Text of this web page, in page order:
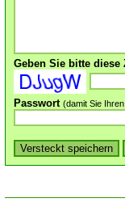
Geben Sie bitte diese
Passwort (damit Sie